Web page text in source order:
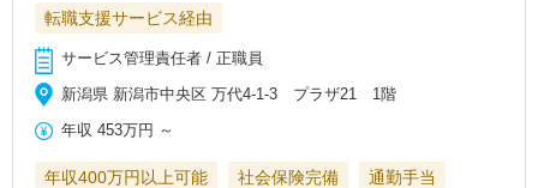
転職支援サービス経由
サービス管理責任者 / 正職員
新潟県 新潟市中央区 万代4-1-3 プラザ21 1階
年収 453万円 ～
年収400万円以上可能 社会保険完備
通勤手当